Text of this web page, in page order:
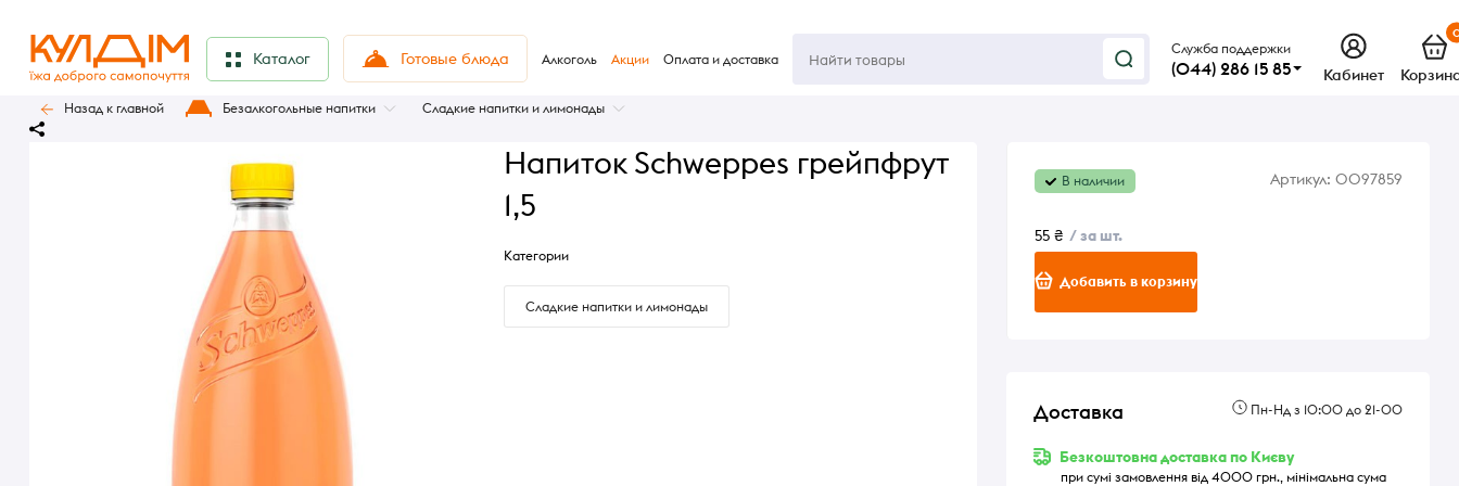
Каталог Готовые блюда Алкоголь Акции Оплата и доставка
Служба поддержки
(044) 286 15 85 Кабинет
Назад к главной Безалкогольные напитки Сладкие напитки и лимонады
Напиток Schweppes грейпфрут
1,5
Категории
Сладкие напитки и лимонады
В наличии Артикул: 0097859
55 ₴ / за шт.
Добавить в корзину
Доставка Пн-Нд з 10:00 до 21-00
Безкоштовна доставка по Києву
при сумі замовлення від 4000 грн., мінімальна сума